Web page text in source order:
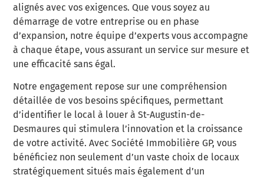
alignés avec vos exigences. Que vous soyez au
démarrage de votre entreprise ou en phase
d’expansion, notre équipe d’experts vous accompagne
à chaque étape, vous assurant un service sur mesure et
une efficacité sans égal.
Notre engagement repose sur une compréhension
détaillée de vos besoins spécifiques, permettant
d’identifier le local à louer à St-Augustin-de-
Desmaures qui stimulera l’innovation et la croissance
de votre activité. Avec Société Immobilière GP, vous
bénéficiez non seulement d’un vaste choix de locaux
stratégiquement situés mais également d’un